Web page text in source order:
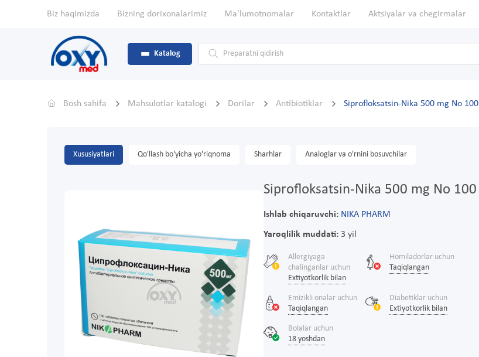
Biz haqimizda Bizning dorixonalarimiz Ma'lumotnomalar Kontaktlar Aktsiyalar va chegirmalar
Katalog
Bosh sahifa Mahsulotlar katalogi Dorilar Antibiotiklar Siprofloksatsin-Nika 500 mg No 100
Xususiyatlari Qo'llash bo'yicha yo'riqnoma Sharhlar Analoglar va o'rnini bosuvchilar
Siprofloksatsin-Nika 500 mg No 100
Ishlab chiqaruvchi: NIKA PHARM
Yaroqlilik muddati:3 yil
Allergiyaga
chalinganlar uchun
Extiyotkorlik bilan
Homiladorlar uchun
Taqiqlangan
Emizikli onalar uchun
Taqiqlangan
Diabetiklar uchun
Extiyotkorlik bilan
Bolalar uchun
18 yoshdan